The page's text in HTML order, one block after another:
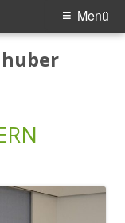
Menü